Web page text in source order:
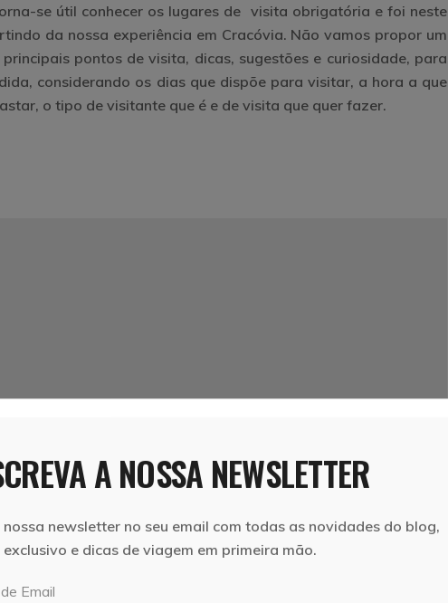
se útil conhecer os lugares de visita obrigatória e foi neste
da nossa experiência em Cracóvia. Não vamos propor um
pontos de visita, dicas, sugestões e curiosidade, para
considerando os dias que dispõe para visitar, a hora a que
o tipo de visitante que é e de visita que quer fazer.
A NOSSA NEWSLETTER
nossa newsletter no seu email com todas as novidades do blog,
e dicas de viagem em primeira mão.
Email